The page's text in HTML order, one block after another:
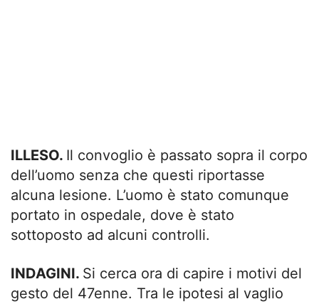
ILLESO. Il convoglio è passato sopra il corpo
dell’uomo senza che questi riportasse
alcuna lesione. L’uomo è stato comunque
portato in ospedale, dove è stato
sottoposto ad alcuni controlli.
INDAGINI. Si cerca ora di capire i motivi del
gesto del 47enne. Tra le ipotesi al vaglio